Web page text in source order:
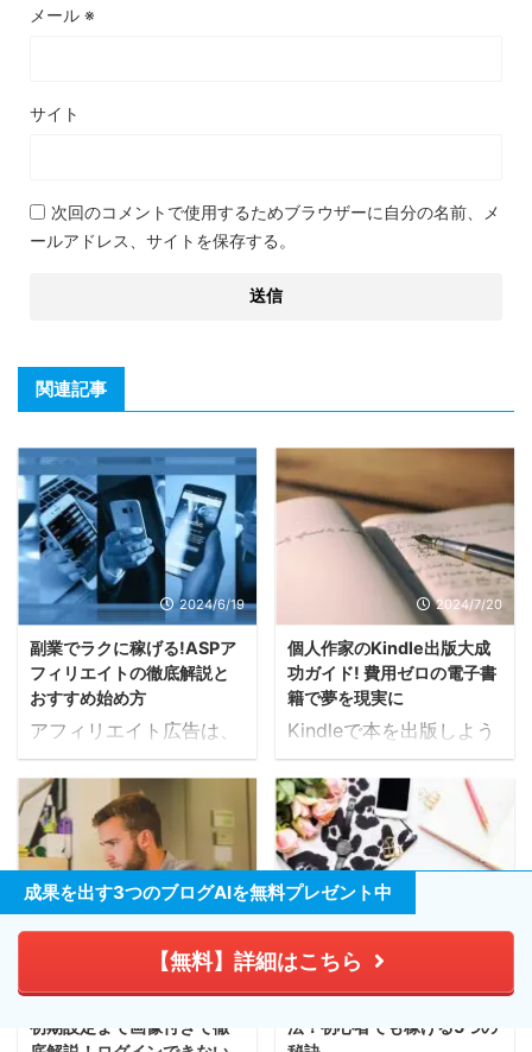
メール ※
サイト
次回のコメントで使用するためブラウザーに自分の名前、メ
ールアドレス、サイトを保存する。
関連記事
2024/6/19
副業でラクに稼げる!ASPア
フィリエイトの徹底解説と
おすすめ始め方
アフィリエイト広告は、
ウェブサイトやブログに
関心のある製品やサービ
スの広告を掲載し、その
広告からユーザーが購入
や申し込みをすると手数
料を得られるビジネスモ
デルです。このブログで
は、アフィリエイトの仕
組みや始め方、おすすめ
ービスプロバイダー)な
2024/7/20
個人作家のKindle出版大成
功ガイド! 費用ゼロの電子書
籍で夢を現実に
Kindleで本を出版しよう
と考えている方に向け
て、今回は電子書籍出版
の魅力や具体的な出版手
順、そしてベストセラー
作家から学ぶ成功のコツ
をご紹介します。出版を
検討されている方は、こ
のブログを参考にして自
身の作品を世に送り出す
さい。 1. Kindleで本を出
2026/2/20
【完全版】アフィリエイト
フレンズ ログイン方法から
初期設定まで画像付きで徹
2025/1/22
【2024年最新】ブログアフ
ィリエイトおすすめ攻略
法！初心者でも稼げる5つの
成果を出す3つのブログAIを無料プレゼント中
【無料】詳細はこちら